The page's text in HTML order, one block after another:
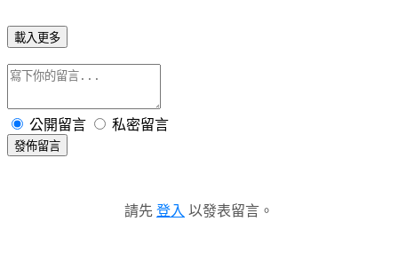
載入更多
公開留言 私密留言
發佈留言
請先 登入 以發表留言。